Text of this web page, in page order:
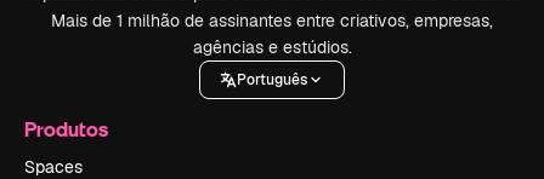
Mais de 1 milhão de assinantes entre criativos, empresas,
agências e estúdios.
Português
Produtos
Spaces